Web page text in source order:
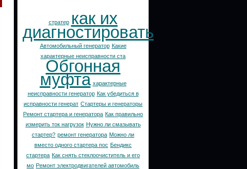
стратер как их
диагностировать
Автомобильный генератор Какие
характерные неисправности ста
Обгонная
муфта характерные
неисправности генератор Как убедиться в
исправности генерат Стартеры и генераторы
Ремонт стартера и генератора Как правильно
измерить ток нагрузок Нужно ли смазывать
стартер? ремонт генератора Можно ли
вместо одного стартера пос Бендикс
стартера Как снять стеклоочиститель и его
мо Ремонт электродвигателей автомобиль